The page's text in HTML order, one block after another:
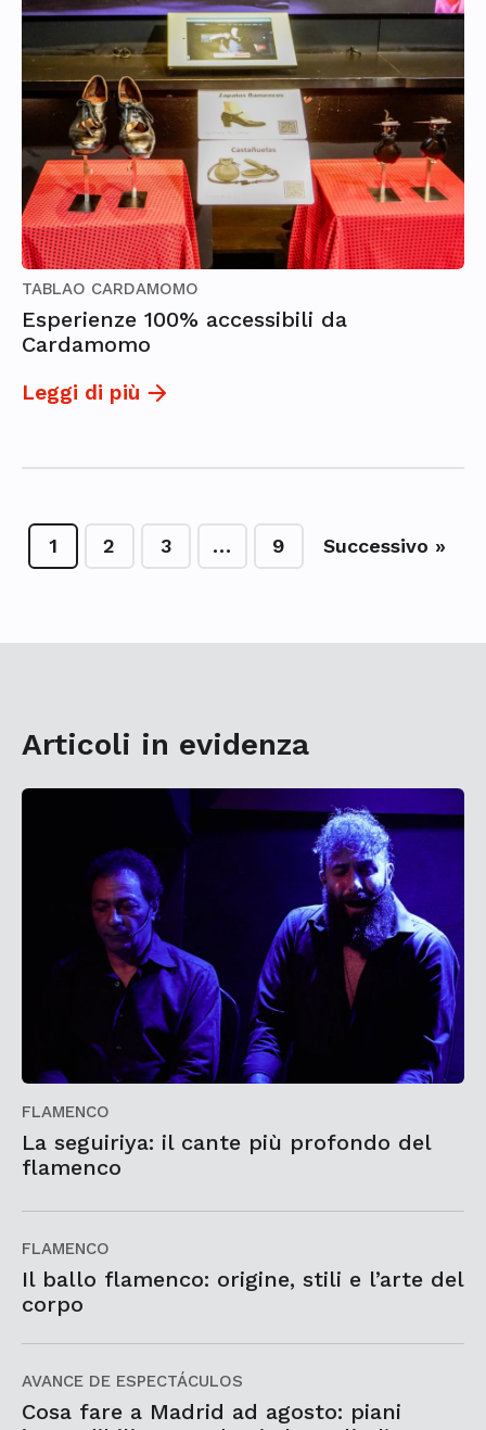
TABLAO CARDAMOMO
Esperienze 100% accessibili da
Cardamomo
Leggi di più
1 2 3 … 9 Successivo »
Articoli in evidenza
FLAMENCO
La seguiriya: il cante più profondo del
flamenco
FLAMENCO
Il ballo flamenco: origine, stili e l’arte del
corpo
AVANCE DE ESPECTÁCULOS
Cosa fare a Madrid ad agosto: piani